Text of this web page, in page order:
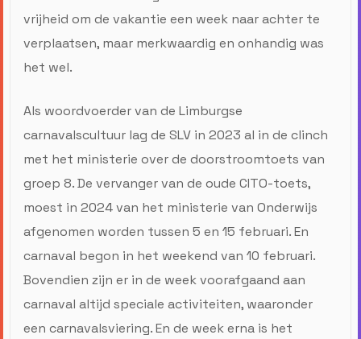
vrijheid om de vakantie een week naar achter te
verplaatsen, maar merkwaardig en onhandig was
het wel.
Als woordvoerder van de Limburgse
carnavalscultuur lag de SLV in 2023 al in de clinch
met het ministerie over de doorstroomtoets van
groep 8. De vervanger van de oude CITO-toets,
moest in 2024 van het ministerie van Onderwijs
afgenomen worden tussen 5 en 15 februari. En
carnaval begon in het weekend van 10 februari.
Bovendien zijn er in de week voorafgaand aan
carnaval altijd speciale activiteiten, waaronder
een carnavalsviering. En de week erna is het